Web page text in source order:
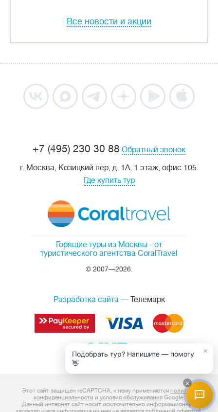
Все новости и акции
Горящие туры из Москвы - от
туристического агентства CoralTravel
© 2007—2026.
+7 (495) 230 30 88 Обратный звонок
г. Москва, Козицкий пер, д. 1А, 1 этаж, офис 105.
Где купить тур
Разработка сайта— Телемарк
Этот сайт защищен reCAPTCHA, к нему применяются политика
конфиденциальности и условия обслуживания Google.
Данный интернет сайт носит исключительно информационный
×
Подобрать тур? Напишите — помогу
👋
×